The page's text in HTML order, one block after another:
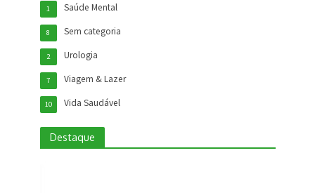
Saúde Mental
1
Sem categoria
8
Urologia
2
Viagem & Lazer
7
Vida Saudável
10
Destaque